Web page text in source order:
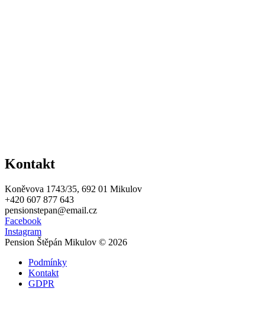
Kontakt
Koněvova 1743/35, 692 01 Mikulov
+420 607 877 643
pensionstepan@email.cz
Facebook
Instagram
Pension Štěpán Mikulov © 2026
Podmínky
Kontakt
GDPR